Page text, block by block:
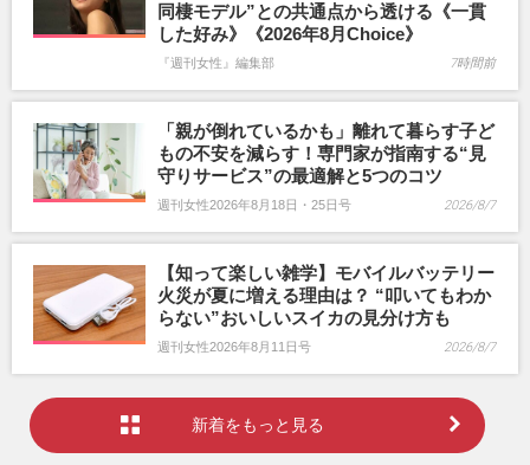
同棲モデル”との共通点から透ける《一貫
した好み》《2026年8月Choice》
『週刊女性』編集部 7時間前
「親が倒れているかも」離れて暮らす子ど
もの不安を減らす！専門家が指南する“見
守りサービス”の最適解と5つのコツ
週刊女性2026年8月18日・25日号 2026/8/7
【知って楽しい雑学】モバイルバッテリー
火災が夏に増える理由は？ “叩いてもわか
らない”おいしいスイカの見分け方も
週刊女性2026年8月11日号 2026/8/7
新着をもっと見る